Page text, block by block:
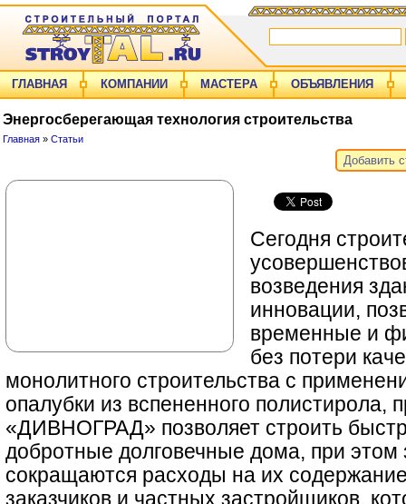
ГЛАВНАЯ КОМПАНИИ МАСТЕРА ОБЪЯВЛЕНИЯ
Энергосберегающая технология строительства
Главная » Статьи
Добавить
Сегодня
возведения
инновации,
временные и
без потери
монолитного строительства с
опалубки из вспененного
«ДИВНОГРАД» позволяет строить
добротные долговечные дома, при этом
сокращаются расходы на их
заказчиков и частных застройщиков,